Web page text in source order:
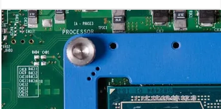
нашою інструкцією, ви зможете вибрати ноутбук для навчання,
офісної роботи, геймінгу, проектування та інших завдань.